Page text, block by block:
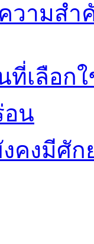
วามสำ
นที่เลือ
อน
คงมีศั